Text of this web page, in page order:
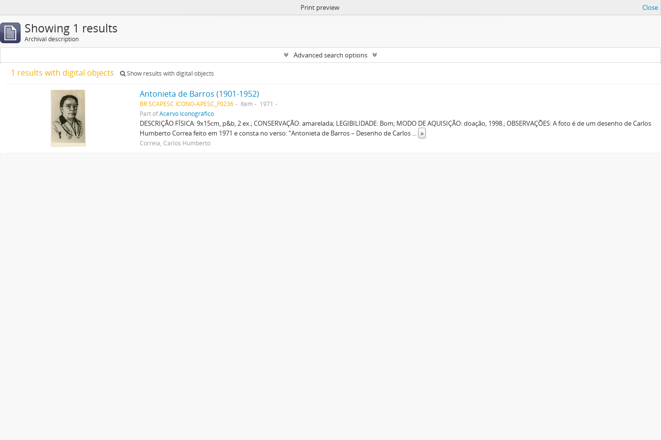
Print preview Close
Showing 1 results
Archival description
Advanced search options
1 results with digital objects Show results with digital objects
Antonieta de Barros (1901-1952)
BR SCAPESC ICONO-APESC_F0236 Item
1971
Part ofAcervo Iconográfico
DESCRIÇÃO FÍSICA: 9x15cm, p&b, 2 ex.; CONSERVAÇÃO: amarelada; LEGIBILIDADE: Bom; MODO DE AQUISIÇÃO: doação, 1998.; OBSERVAÇÕES: A foto é de um desenho de Carlos
Humberto Correa feito em 1971 e consta no verso: “Antonieta de Barros – Desenho de Carlos ... »
Correia, Carlos Humberto